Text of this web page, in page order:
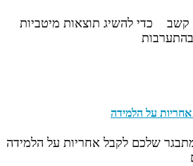
קשב כדי להשיג תוצאות מיטביות
שלכם לקבל אחריות על הלמידה